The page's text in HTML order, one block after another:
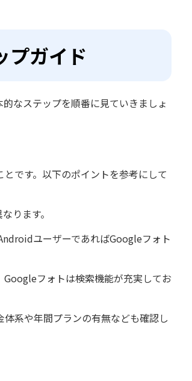
プガイド
なステップを順番に見ていきましょ
です。以下のポイントを参考にして
ります。
ユーザーであればGoogleフォト
フォトは検索機能が充実してお
系や年間プランの有無なども確認し